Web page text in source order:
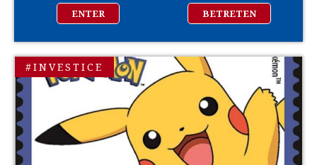
ENTER BETRETEN
#INVESTICE